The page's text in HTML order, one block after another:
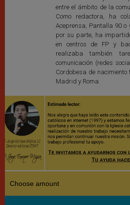
entre el ámbito de la
Como redactora, ha
Aceprensa, Pantalla 90 o
por su parte, ha
en centros de FP y
realizaba también
comunicación (redes
Cordobesa de nacimiento
Madrid y Roma.